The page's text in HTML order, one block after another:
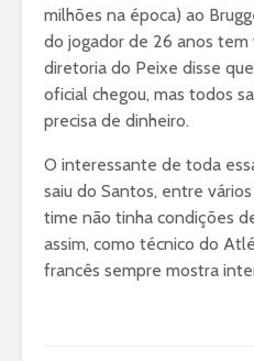
milhões na época) ao
do jogador de 26 anos
diretoria do Peixe disse
oficial chegou, mas todos
precisa de dinheiro.
O interessante de toda
saiu do Santos, entre
time não tinha condições
assim, como técnico do
francês sempre mostra